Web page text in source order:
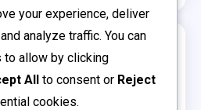
recientes
Código Específicas de la
your experience, deliver
analyze traffic. You can
to allow by clicking
All to consent or Reject
cookies.